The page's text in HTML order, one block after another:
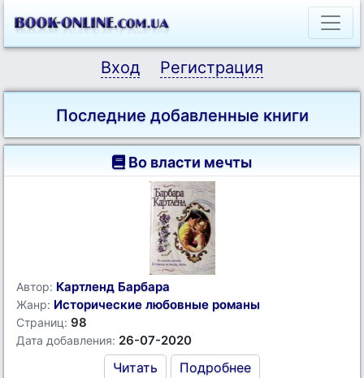
Вход Регистрация
Последние добавленные книги
Во власти мечты
Автор: Картленд Барбара
Жанр: Исторические любовные романы
Страниц: 98
Дата добавления: 26-07-2020
Читать Подробнее